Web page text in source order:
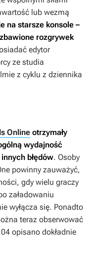
lub wezmą
na starsze konsole –
rozgrywek
edytor
ze studia
z cyklu z dziennika
Online otrzymały
wydajność
błędów. Osoby
powinny zauważyć,
gdy wielu graczy
załadowaniu
wyłącza się. Ponadto
teraz obserwować
opisano dokładnie